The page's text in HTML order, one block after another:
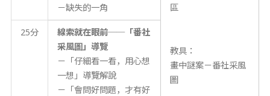
－缺失的一角
區
教具：
畫中謎案－番社采風
圖
25分
線索就在眼前──「番社
采風圖」導覽
－「仔細看一看，用心想
一想」導覽解說
－「會問好問題，才有好